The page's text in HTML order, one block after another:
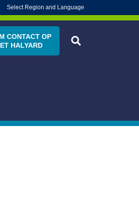
Select Region and Language
CONTACT OP
HALYARD